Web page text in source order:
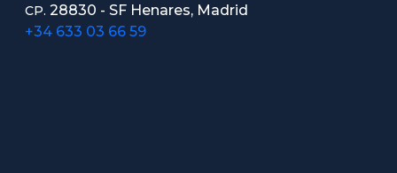
CP. 28830 - SF Henares, Madrid
+34 633 03 66 59